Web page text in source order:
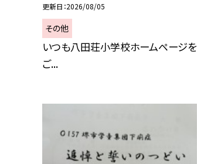
更新日 2026/08/05
その他
いつも八田荘小学校ホームページを
ご...